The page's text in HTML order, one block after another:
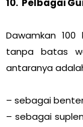
10. Pelbagai
Dawamkan
tanpa batas
antaranya
– sebagai
– sebagai